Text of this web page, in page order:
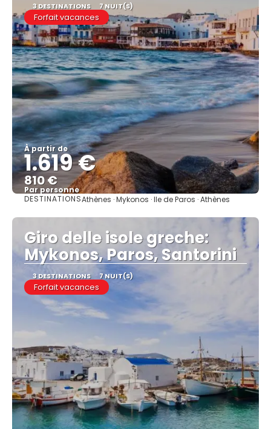
3 DESTINATIONS 7 NUIT(S)
Forfait vacances
À partir de
1.619 €
810 €
Par personne
Afficher
DESTINATIONSAthènes · Mykonos · Ile de Paros · Athènes
Giro delle isole greche:
Mykonos, Paros, Santorini
3 DESTINATIONS 7 NUIT(S)
Forfait vacances